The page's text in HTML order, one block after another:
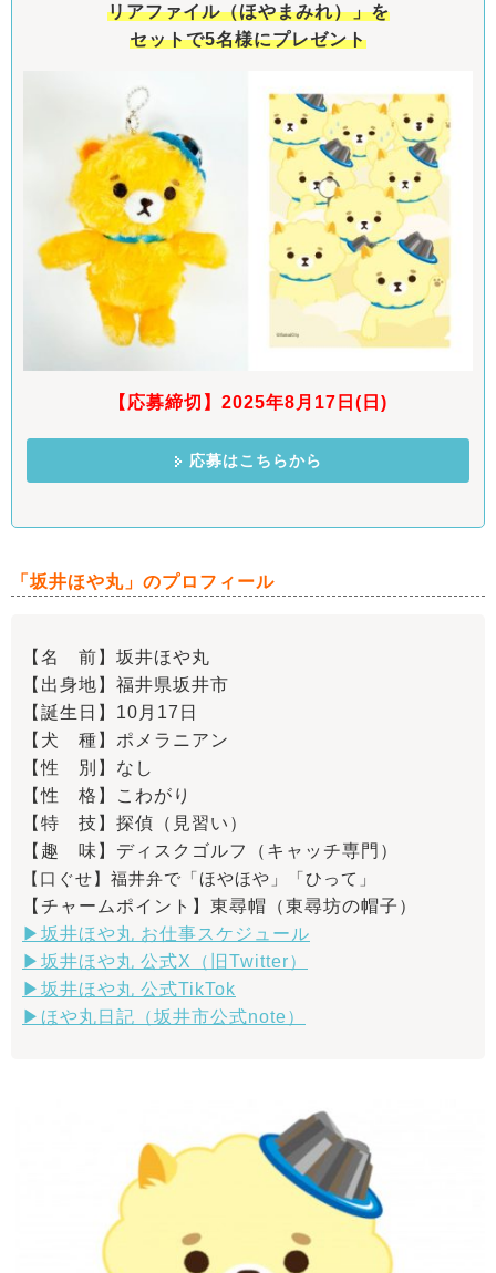
リアファイル（ほやまみれ）」を
セットで5名様にプレゼント
【応募締切】2025年8月17日(日)
応募はこちらから
「坂井ほや丸」のプロフィール
【名 前】坂井ほや丸
【出身地】福井県坂井市
【誕生日】10月17日
【犬 種】ポメラニアン
【性 別】なし
【性 格】こわがり
【特 技】探偵（見習い）
【趣 味】ディスクゴルフ（キャッチ専門）
【口ぐせ】福井弁で「ほやほや」「ひって」
【チャームポイント】東尋帽（東尋坊の帽子）
▶坂井ほや丸 お仕事スケジュール
▶坂井ほや丸 公式X（旧Twitter）
▶坂井ほや丸 公式TikTok
▶ほや丸日記（坂井市公式note）